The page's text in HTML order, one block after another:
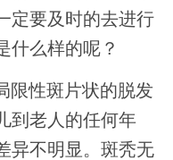
定要及时的去进行
什么样的呢？
限性斑片状的脱发
到老人的任何年
异不明显。斑秃无